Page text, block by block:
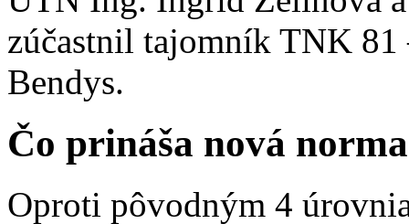
zúčastnil tajomník TNK 81
Bendys.
Čo prináša nová
Oproti pôvodným 4